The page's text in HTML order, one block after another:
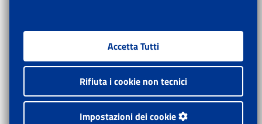
Accetta Tutti
Rifiuta i cookie non tecnici
Impostazioni dei cookie